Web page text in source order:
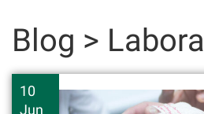
content
Blog > Laboral
10
Jun